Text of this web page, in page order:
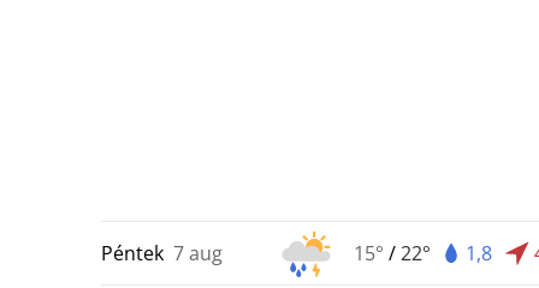
Péntek 7 aug 15° /22° 1,8